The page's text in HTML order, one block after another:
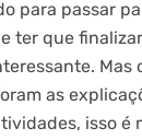
para passar
ter que
Mas
as
isso é